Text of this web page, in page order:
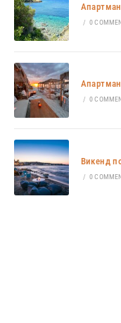
/ 0
/ 0
Викенд
/ 0